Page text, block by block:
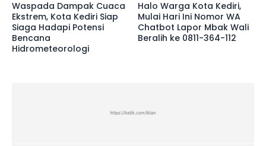
Waspada Dampak Cuaca
Ekstrem, Kota Kediri Siap
Siaga Hadapi Potensi
Bencana
Hidrometeorologi
Halo Warga Kota Kediri,
Mulai Hari Ini Nomor WA
Chatbot Lapor Mbak Wali
Beralih ke 0811-364-112